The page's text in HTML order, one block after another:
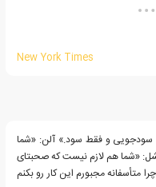
New York Times
و فقط سود.» آلن: «شما
«شما هم لازم نیست که صحبتای
متأسفانه مجبورم این کار رو بکنم